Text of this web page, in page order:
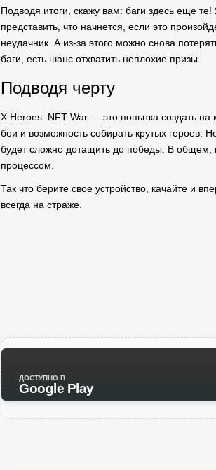
Подводя итоги, скажу вам: баги здесь еще
представить, что начнется, если это
неудачник. А из-за этого можно снова
баги, есть шанс отхватить неплохие призы.
Подводя черту
X Heroes: NFT War — это попытка создать
бои и возможность собирать крутых героев.
будет сложно дотащить до победы. В
процессом.
Так что берите свое устройство, качайте и
всегда на страже.
ДОСТУПНО В
Google Play